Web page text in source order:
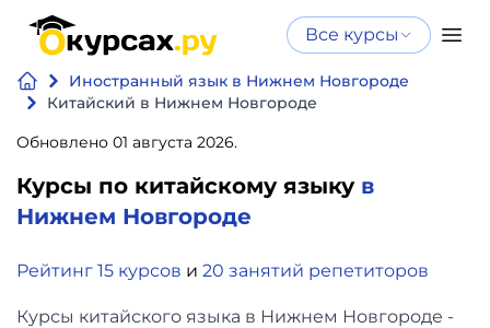
Все курсы
Иностранный язык в Нижнем Новгороде
Китайский в Нижнем Новгороде
Обновлено 01 августа 2026.
Курсы по китайскому языку в
Нижнем Новгороде
Рейтинг 15 курсов и 20 занятий репетиторов
Курсы китайского языка в Нижнем Новгороде -
Нейросеть
и ИИ
Программирование
Бизнес
финансы
Нейросеть и ИИ
интеллекту
Курсы по нейросетям